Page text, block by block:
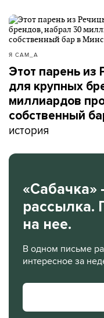
Я САМ_А
Этот парень из
для крупных
миллиардов
собственный
история
«Сабачка»
рассылка.
на нее.
В одном письме
интересное за